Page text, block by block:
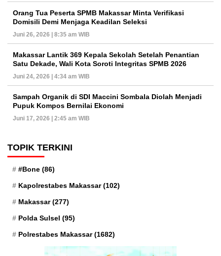
Orang Tua Peserta SPMB Makassar Minta Verifikasi
Domisili Demi Menjaga Keadilan Seleksi
Juni 26, 2026 | 8:35 am WIB
Makassar Lantik 369 Kepala Sekolah Setelah Penantian
Satu Dekade, Wali Kota Soroti Integritas SPMB 2026
Juni 24, 2026 | 4:34 am WIB
Sampah Organik di SDI Maccini Sombala Diolah Menjadi
Pupuk Kompos Bernilai Ekonomi
Juni 17, 2026 | 2:45 am WIB
TOPIK TERKINI
#Bone (86)
Kapolrestabes Makassar(102)
Makassar(277)
Polda Sulsel (95)
Polrestabes Makassar(1682)